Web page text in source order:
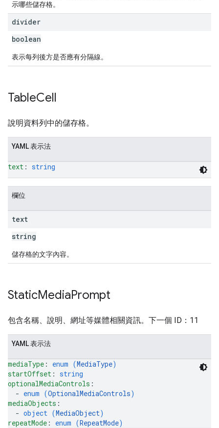
示哪些儲存格。
divider
boolean
表示每列後方是否應有分隔線。
TableCell
說明資料列中的儲存格。
YAML 表示法
text : string
欄位
text
string
儲存格的文字內容。
StaticMediaPrompt
包含名稱、說明、網址等媒體相關資訊。下一個 ID：11
YAML 表示法
mediaType : enum (MediaType)
startOffset : string
optionalMediaControls :
  -
enum (OptionalMediaControls)
mediaObjects :
  -
object (MediaObject)
repeatMode : enum (RepeatMode)